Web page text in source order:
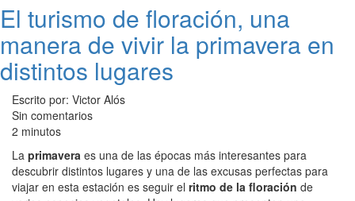
El turismo de floración, una
manera de vivir la primavera en
distintos lugares
Escrito por: Victor Alós
Sin comentarios
2 minutos
La primavera es una de las épocas más interesantes para
descubrir distintos lugares y una de las excusas perfectas para
viajar en esta estación es seguir el ritmo de la floración de